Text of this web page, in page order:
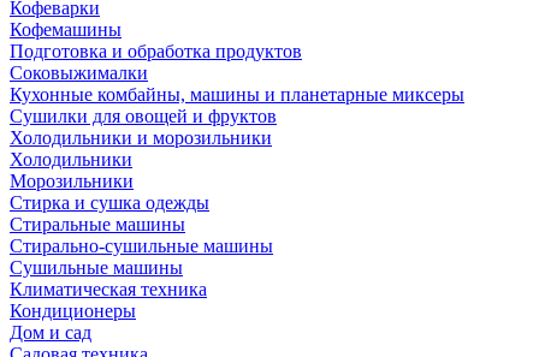
Кофеварки
Кофемашины
Подготовка и обработка продуктов
Соковыжималки
Кухонные комбайны, машины и планетарные миксеры
Сушилки для овощей и фруктов
Холодильники и морозильники
Холодильники
Морозильники
Стирка и сушка одежды
Стиральные машины
Стирально-сушильные машины
Сушильные машины
Климатическая техника
Кондиционеры
Дом и сад